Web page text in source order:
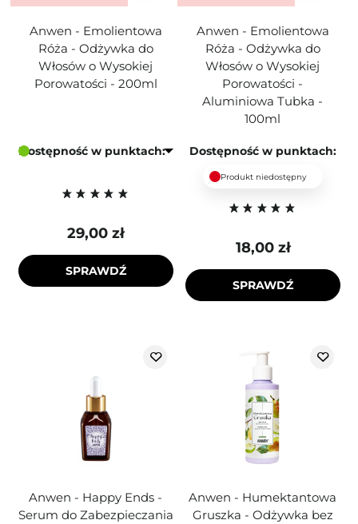
Anwen - Emolientowa
Róża - Odżywka do
Włosów o Wysokiej
Porowatości - 200ml
Dostępność w punktach:
29,00 zł
SPRAWDŹ
Anwen - Emolientowa
Róża - Odżywka do
Włosów o Wysokiej
Porowatości -
Aluminiowa Tubka -
100ml
Dostępność w punktach:
Produkt niedostępny
18,00 zł
SPRAWDŹ
Anwen - Happy Ends -
Serum do Zabezpieczania
Anwen - Humektantowa
Gruszka - Odżywka bez